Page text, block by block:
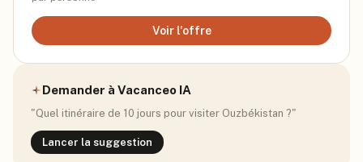
Voir l'offre
Demander à Vacanceo IA
"Quel itinéraire de 10 jours pour visiter Ouzbékistan ?"
Lancer la suggestion